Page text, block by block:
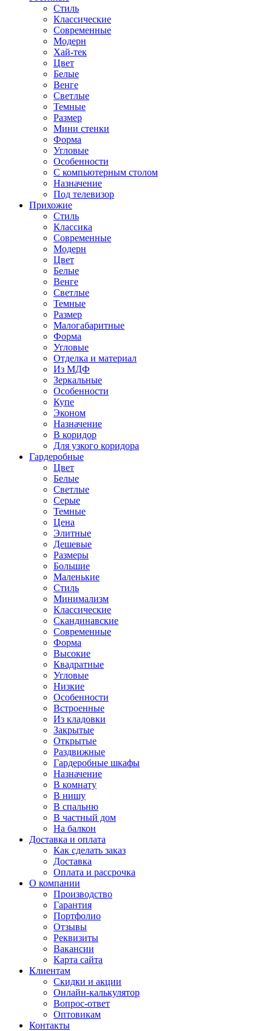
Стиль
Классические
Современные
Модерн
Хай-тек
Цвет
Белые
Венге
Светлые
Темные
Размер
Мини стенки
Форма
Угловые
Особенности
С компьютерным столом
Назначение
Под телевизор
Прихожие
Стиль
Классика
Современные
Модерн
Цвет
Белые
Венге
Светлые
Темные
Размер
Малогабаритные
Форма
Угловые
Отделка и материал
Из МДФ
Зеркальные
Особенности
Купе
Эконом
Назначение
В коридор
Для узкого коридора
Гардеробные
Цвет
Белые
Светлые
Серые
Темные
Цена
Элитные
Дешевые
Размеры
Большие
Маленькие
Стиль
Минимализм
Классические
Скандинавские
Современные
Форма
Высокие
Квадратные
Угловые
Низкие
Особенности
Встроенные
Из кладовки
Закрытые
Открытые
Раздвижные
Гардеробные шкафы
Назначение
В комнату
В нишу
В спальню
В частный дом
На балкон
Доставка и оплата
Как сделать заказ
Доставка
Оплата и рассрочка
О компании
Производство
Гарантия
Портфолио
Отзывы
Реквизиты
Вакансии
Карта сайта
Клиентам
Скидки и акции
Онлайн-калькулятор
Вопрос-ответ
Оптовикам
Контакты